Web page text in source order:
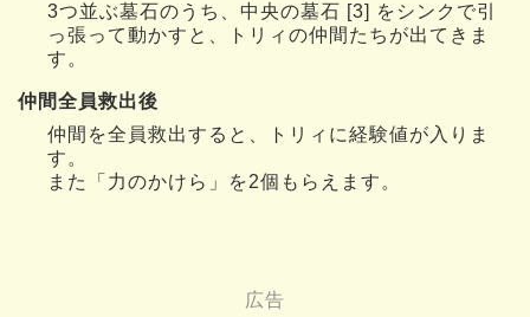
3つ並ぶ墓石のうち、中央の墓石 [3] をシンクで引
っ張って動かすと、トリィの仲間たちが出てきま
す。
仲間全員救出後
仲間を全員救出すると、トリィに経験値が入りま
す。
また「力のかけら」を2個もらえます。